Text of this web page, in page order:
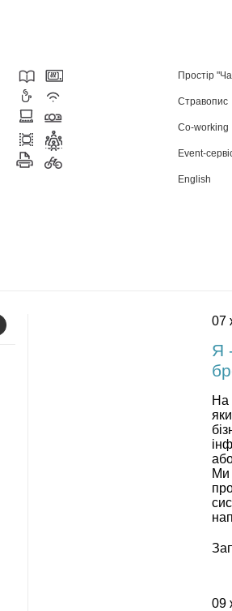
Простір
Стравопис
Co-working
Event-
English
07
Я
На
Ми
09